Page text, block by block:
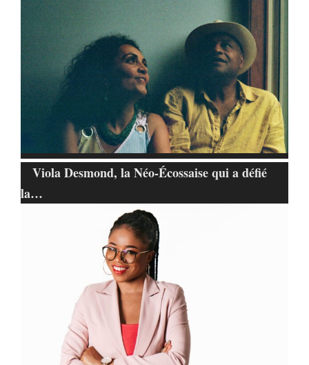
Viola Desmond, la Néo-Écossaise qui a défié
la…